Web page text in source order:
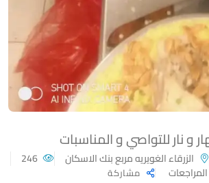
نار للتواصي و المناسبات
الزرقاء الغويريه مربع بنك الاسكان
مشاركة